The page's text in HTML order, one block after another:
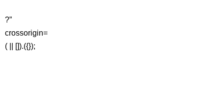
?”
crossorigin=
( || []).({});